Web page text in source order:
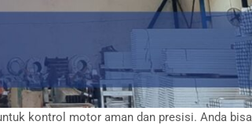
kontrol motor aman dan presisi. Anda